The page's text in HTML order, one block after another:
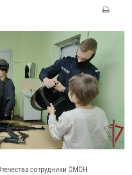
сотрудники ОМОН